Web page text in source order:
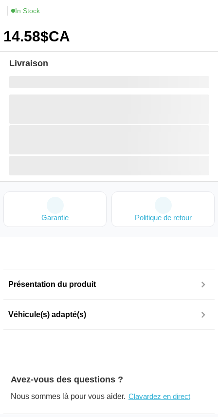
In Stock
14.58$CA
Livraison
Garantie Politique de retour
Présentation du produit
Véhicule(s) adapté(s)
Avez-vous des questions ?
Nous sommes là pour vous aider. Clavardez en direct